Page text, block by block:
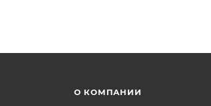
О КОМПАНИИ